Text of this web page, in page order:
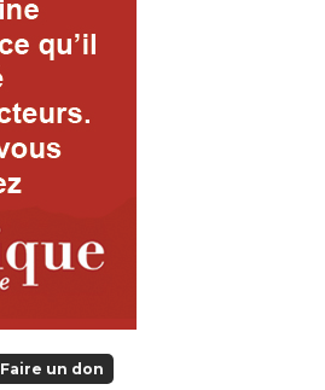
Faire un don